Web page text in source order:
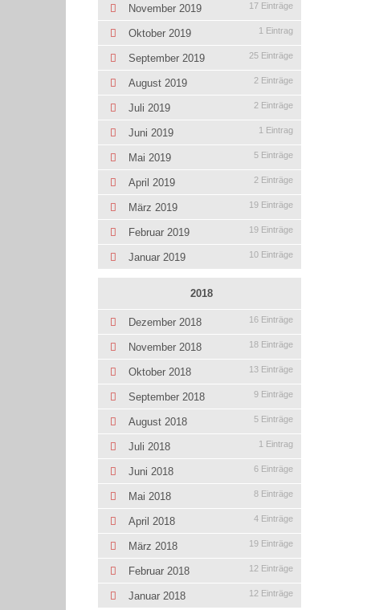
November 2019 17 Einträge
Oktober 2019 1 Eintrag
September 2019 25 Einträge
August 2019 2 Einträge
Juli 2019 2 Einträge
Juni 2019 1 Eintrag
Mai 2019 5 Einträge
April 2019 2 Einträge
März 2019 19 Einträge
Februar 2019 19 Einträge
Januar 2019 10 Einträge
2018
Dezember 2018 16 Einträge
November 2018 18 Einträge
Oktober 2018 13 Einträge
September 2018 9 Einträge
August 2018 5 Einträge
Juli 2018 1 Eintrag
Juni 2018 6 Einträge
Mai 2018 8 Einträge
April 2018 4 Einträge
März 2018 19 Einträge
Februar 2018 12 Einträge
Januar 2018 12 Einträge